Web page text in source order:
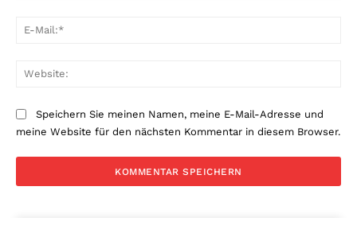
Speichern Sie meinen Namen, meine E-Mail-Adresse und
meine Website für den nächsten Kommentar in diesem Browser.